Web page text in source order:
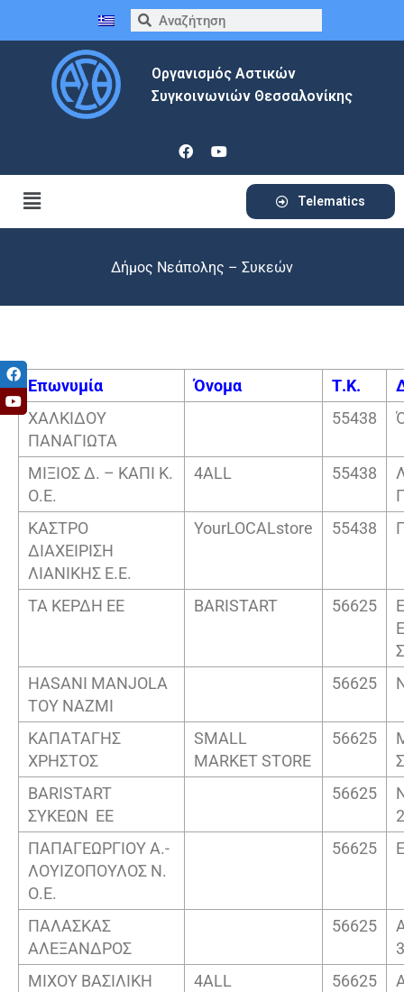
Οργανισμός Αστικών
Συγκοινωνιών Θεσσαλονίκης
Telematics
Δήμος Νεάπολης – Συκεών
Επωνυμία Όνομα Τ.Κ.
ΧΑΛΚΙΔΟΥ
ΠΑΝΑΓΙΩΤΑ
55438
ΜΙΞΙΟΣ Δ. – ΚΑΠΙ Κ.
Ο.Ε.
4ALL 55438
ΚΑΣΤΡΟ
ΔΙΑΧΕΙΡΙΣΗ
ΛΙΑΝΙΚΗΣ Ε.Ε.
YourLOCALstore 55438
ΤΑ ΚΕΡΔΗ ΕΕ BARISTART 56625
HASANI MANJOLA
TOY NAZMI
56625
ΚΑΠΑΤΑΓΗΣ
ΧΡΗΣΤΟΣ
SMALL
MARKET STORE
56625
BARISTART
ΣΥΚΕΩΝ ΕΕ
56625
ΠΑΠΑΓΕΩΡΓΙΟΥ Α.-
ΛΟΥΙΖΟΠΟΥΛΟΣ Ν.
Ο.Ε.
56625
ΠΑΛΑΣΚΑΣ
ΑΛΕΞΑΝΔΡΟΣ
56625
ΜΙΧΟΥ ΒΑΣΙΛΙΚΗ
4ALL 56625